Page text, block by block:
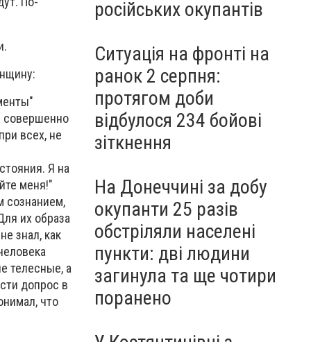
совершенно
всех, не
Я на
меня!"
сознанием,
их образа
знал, как
телесные, а
допрос в
что
російських окупантів
Ситуація на фронті на
ранок 2 серпня:
протягом доби
відбулося 234 бойові
зіткнення
На Донеччині за добу
окупанти 25 разів
обстріляли населені
пункти: дві людини
загинула та ще чотири
поранено